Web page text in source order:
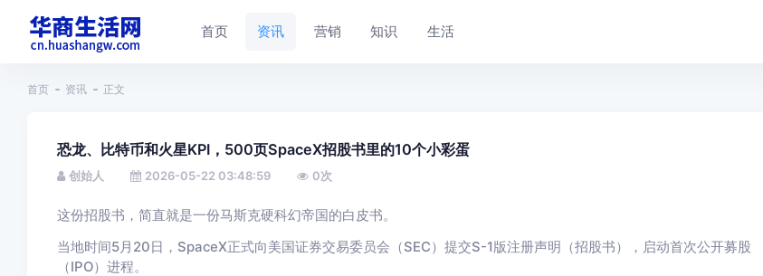
首页 资讯 营销 知识 生活
首页 资讯 正文
恐龙、比特币和火星KPI，500页SpaceX招股书里的10个小彩蛋
创始人 2026-05-22 03:48:59 0次
这份招股书，简直就是一份马斯克硬科幻帝国的白皮书。
当地时间5月20日，SpaceX正式向美国证券交易委员会（SEC）提交S-1版注册声明（招股书），启动首次公开募股
（IPO）进程。